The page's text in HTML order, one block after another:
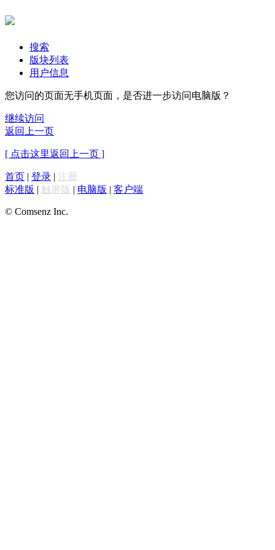
搜索
版块列表
用户信息
您访问的页面无手机页面，是否进一步访问电脑版？
继续访问
返回上一页
[ 点击这里返回上一页 ]
首页 | 登录 | 注册
标准版 | 触屏版 | 电脑版 | 客户端
© Comsenz Inc.